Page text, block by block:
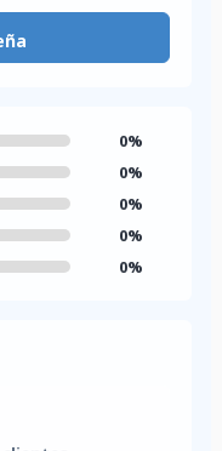
0%
0%
0%
0%
0%